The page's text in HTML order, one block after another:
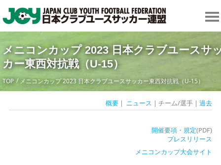
メニコンカップ 2023 日本クラブユースサ
カー東西対抗戦（U-15）
TOP メニコンカップ 2023 日本クラブユースサッカー東西対抗戦（U-15）
概要| ニュース | チーム/選手 | 過去
開催要項・規定(PDF)
プレスリリース
メニコンカップ大会サイト